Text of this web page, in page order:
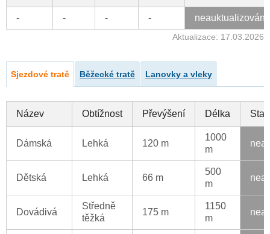
- - - - neauktualizováno
Aktualizace: 17.03.2026
Sjezdové tratě Běžecké tratě Lanovky a vleky
Název Obtížnost Převýšení Délka Stav
Dámská Lehká 120 m
1000
m
Dětská Lehká 66 m
500
m
Dovádivá
Středně
těžká
175 m
1150
m